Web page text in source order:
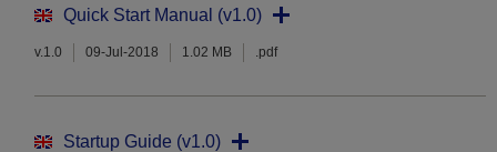
Quick Start Manual (v1.0)
v.1.0 09-Jul-2018 1.02 MB .pdf
Startup Guide (v1.0)